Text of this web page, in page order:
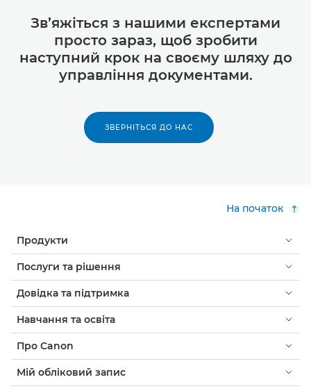
Зв’яжіться з нашими експертами
просто зараз, щоб зробити
наступний крок на своєму шляху до
управління документами.
ЗВЕРНІТЬСЯ ДО НАС
На початок
Продукти
Послуги та рішення
Довідка та підтримка
Навчання та освіта
Про Canon
Мій обліковий запис